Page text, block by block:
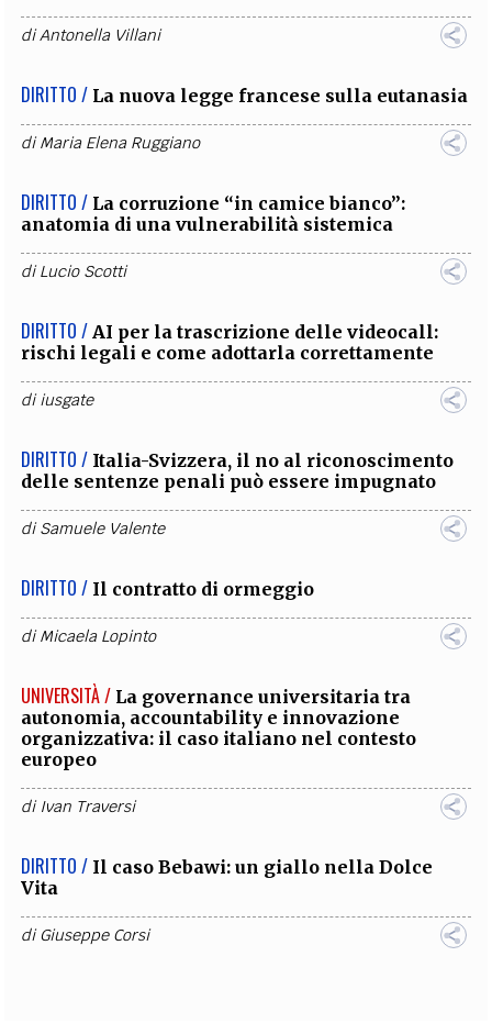
diAntonella Villani
DIRITTO / La nuova legge francese sulla eutanasia
diMaria Elena Ruggiano
DIRITTO / La corruzione “in camice bianco”:
anatomia di una vulnerabilità sistemica
diLucio Scotti
DIRITTO / AI per la trascrizione delle videocall:
rischi legali e come adottarla correttamente
diiusgate
DIRITTO / Italia-Svizzera, il no al riconoscimento
delle sentenze penali può essere impugnato
diSamuele Valente
DIRITTO / Il contratto di ormeggio
diMicaela Lopinto
UNIVERSITÀ / La governance universitaria tra
autonomia, accountability e innovazione
organizzativa: il caso italiano nel contesto
europeo
di Ivan Traversi
DIRITTO / Il caso Bebawi: un giallo nella Dolce
Vita
diGiuseppe Corsi